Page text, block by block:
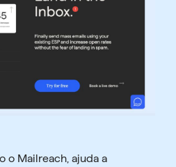
o Mailreach, ajuda a